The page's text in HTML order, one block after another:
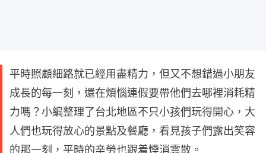
平時照顧細路就已經用盡精力，但又不想錯過小朋友
成長的每一刻，還在煩惱連假要帶他們去哪裡消耗精
力嗎？小編整理了台北地區不只小孩們玩得開心，大
人們也玩得放心的景點及餐廳，看見孩子們露出笑容
的那一刻，平時的辛勞也跟着煙消雲散。